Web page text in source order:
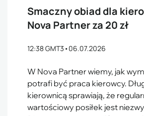
Smaczny obiad dla
Nova Partner za 20 zł
12:38 GMT3 •06.07.2026
W Nova Partner wiemy, jak
potrafi być praca kierowcy.
kierownicą sprawiają, że
wartościowy posiłek jest